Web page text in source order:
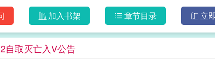
腹，看着检测仪上显示的结果：【妊娠中】郁安尴尬地挠挠
了，他穿的是个abo文来着？*易感期爆发式袭来，帝国上
衬衫缓解强烈不适。昏暗卧室内，某个热门直播间突然出
的漂亮omega正慵懒地躺着摇椅，语气听上去很随意，态
加入书架 章节目录 立
自取灭亡入V公告